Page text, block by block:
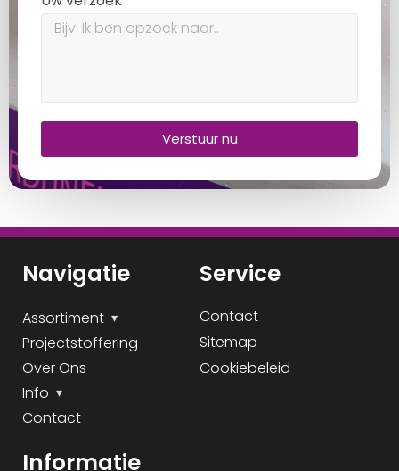
Verstuur nu
Navigatie
Assortiment
Projectstoffering
Over Ons
Info
Contact
Service
Contact
Sitemap
Cookiebeleid
Informatie